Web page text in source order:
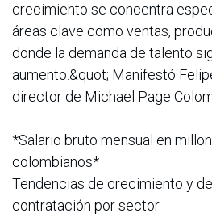
crecimiento se concentra
áreas clave como ventas,
donde la demanda de talento
aumento.&quot; Manifestó
director de Michael Page
*Salario bruto mensual en
colombianos*
Tendencias de crecimiento y
contratación por sector